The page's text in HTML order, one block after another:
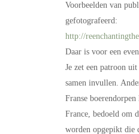
Voorbeelden van
gefotografeerd:
http://
Daar is voor een
Je zet een patroon
samen invullen.
Franse
France, bedoeld om
worden opgepikt die